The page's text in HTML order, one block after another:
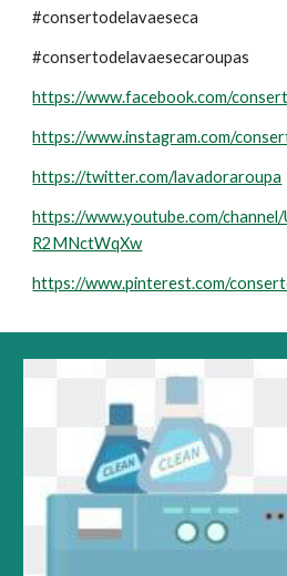
#consertodelavaeseca
#consertodelavaesecaroupas
https://www.facebook.com/
https://www.instagram.com/
https://twitter.com/lavadoraroupa
https://www.youtube.com/
R2MNctWqXw
https://www.pinterest.com/